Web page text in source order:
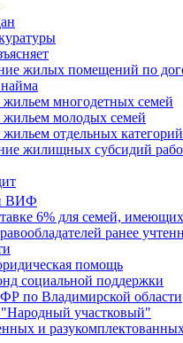
жилых помещений по
жильем многодетных семей
жильем молодых семей
отдельных
жилищных субсидий
ВИФ
6% для семей,
ранее
помощь
социальной поддержки
по Владимирской области
"Народный участковый"
и